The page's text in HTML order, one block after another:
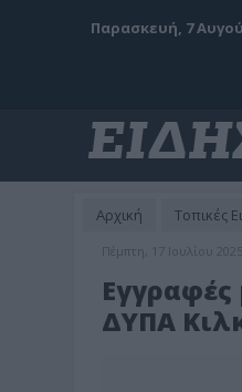
Παρασκευή, 7
Αρχική Τοπικές
Πέμπτη, 17 Ιουλίου 2025
ΔΥΠΑ